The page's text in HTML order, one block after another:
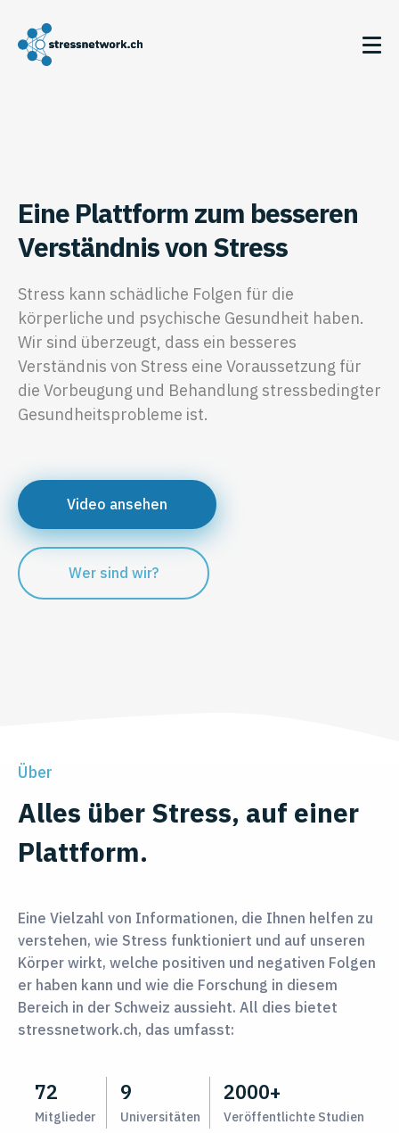
Eine Plattform zum besseren
Verständnis von Stress
Stress kann schädliche Folgen für die
körperliche und psychische Gesundheit haben.
Wir sind überzeugt, dass ein besseres
Verständnis von Stress eine Voraussetzung für
die Vorbeugung und Behandlung stressbedingter
Gesundheitsprobleme ist.
Video ansehen
Wer sind wir?
Über
Alles über Stress, auf einer
Plattform.
Eine Vielzahl von Informationen, die Ihnen helfen zu
verstehen, wie Stress funktioniert und auf unseren
Körper wirkt, welche positiven und negativen Folgen
er haben kann und wie die Forschung in diesem
Bereich in der Schweiz aussieht. All dies bietet
stressnetwork.ch, das umfasst:
72
Mitglieder
9
Universitäten
2000+
Veröffentlichte Studien